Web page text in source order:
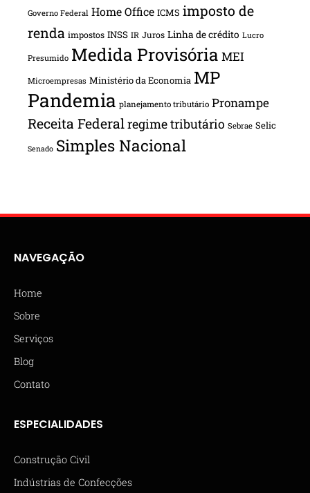
Governo Federal Home Office ICMS imposto de
renda impostos INSS IR Juros Linha de crédito Lucro
Presumido Medida Provisória MEI
Microempresas Ministério da Economia MP
Pandemia planejamento tributário Pronampe
Receita Federalregime tributário Sebrae Selic
Senado Simples Nacional
NAVEGAÇÃO
Home
Sobre
Serviços
Blog
Contato
ESPECIALIDADES
Construção Civil
Indústrias de Confecções